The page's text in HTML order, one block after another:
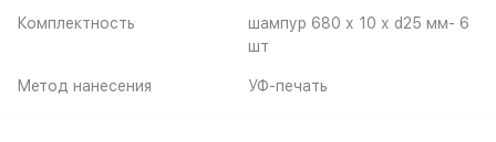
Комплектность
шампур 680 х 10 х d25 мм- 6
шт
Метод нанесения УФ-печать